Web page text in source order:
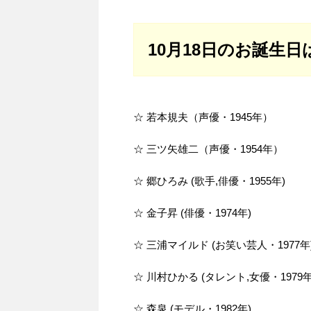
10月18日のお誕生日
☆ 若本規夫（声優・1945年）
☆ 三ツ矢雄二（声優・1954年）
☆ 郷ひろみ (歌手,俳優・1955年)
☆ 金子昇 (俳優・1974年)
☆ 三浦マイルド (お笑い芸人・1977
☆ 川村ひかる (タレント,女優・1979
☆ 森泉 (モデル・1982年)